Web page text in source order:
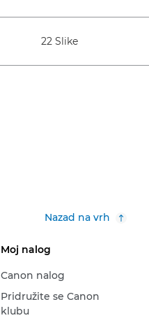
22 Slike
Nazad na vrh
Moj nalog
Canon nalog
Pridružite se Canon
klubu